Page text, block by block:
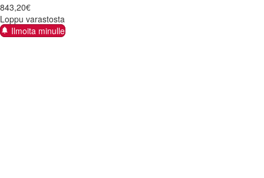
843,20€
Loppu varastosta
Ilmoita minulle